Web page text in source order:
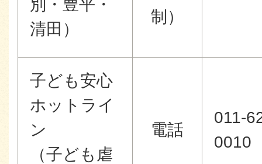
別・豊平・
清田）
制）
子ども安心
ホットライ
ン
（子ども虐
電話
011-
0010